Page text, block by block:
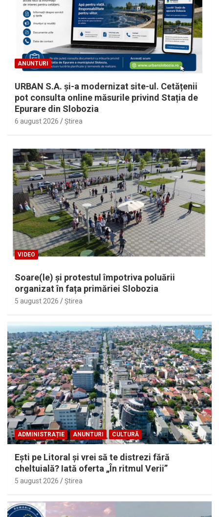
ANUNTURI
URBAN S.A. și-a modernizat site-ul. Cetățenii
pot consulta online măsurile privind Stația de
Epurare din Slobozia
6 august 2026 Ştirea
VIDEO
Soare(le) și protestul împotriva poluării
organizat în fața primăriei Slobozia
5 august 2026 Ştirea
ADMINISTRAȚIE ANUNTURI CULTURĂ
Eşti pe Litoral şi vrei să te distrezi fără
cheltuială? Iată oferta „În ritmul Verii”
5 august 2026 Ştirea